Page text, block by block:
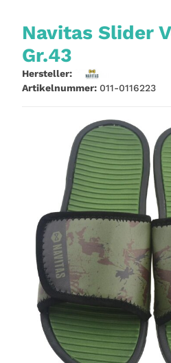
Navitas Slider
Gr.43
Hersteller:
Artikelnummer: 011-0116223